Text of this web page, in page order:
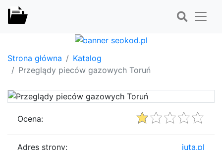
Strona główna
Katalog
Przeglądy pieców gazowych Toruń
Ocena:
Adres strony: juta.pl